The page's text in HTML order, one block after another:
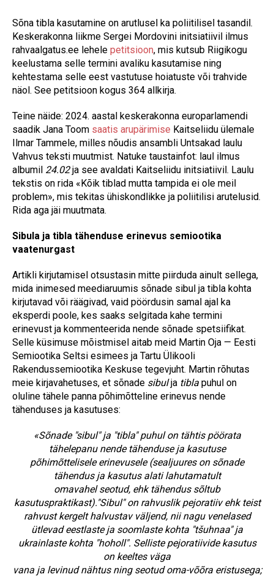
Sõna tibla kasutamine on arutlusel ka poliitilisel tasandil.
Keskerakonna liikme Sergei Mordovini initsiatiivil ilmus
rahvaalgatus.ee lehele petitsioon, mis kutsub Riigikogu
keelustama selle termini avaliku kasutamise ning
kehtestama selle eest vastutuse hoiatuste või trahvide
näol. See petitsioon kogus 364 allkirja.
Teine näide: 2024. aastal keskerakonna europarlamendi
saadik Jana Toom saatis arupärimise Kaitseliidu ülemale
Ilmar Tammele, milles nõudis ansambli Untsakad laulu
Vahvus teksti muutmist. Natuke taustainfot: laul ilmus
albumil 24.02ja see avaldati Kaitseliidu initsiatiivil. Laulu
tekstis on rida «Kõik tiblad mutta tampida ei ole meil
problem», mis tekitas ühiskondlikke ja poliitilisi arutelusid.
Rida aga jäi muutmata.
Sibula ja tibla tähenduse erinevus semiootika
vaatenurgast
Artikli kirjutamisel otsustasin mitte piirduda ainult sellega,
mida inimesed meediaruumis sõnade sibul ja tibla kohta
kirjutavad või räägivad, vaid pöördusin samal ajal ka
eksperdi poole, kes saaks selgitada kahe termini
erinevust ja kommenteerida nende sõnade spetsiifikat.
Selle küsimuse mõistmisel aitab meid Martin Oja — Eesti
Semiootika Seltsi esimees ja Tartu Ülikooli
Rakendussemiootika Keskuse tegevjuht. Martin rõhutas
meie kirjavahetuses, et sõnade sibulja tibla puhul on
oluline tähele panna põhimõtteline erinevus nende
tähenduses ja kasutuses:
«Sõnade "sibul" ja "tibla" puhul on tähtis pöörata
tähelepanu nende tähenduse ja kasutuse
põhimõttelisele erinevusele (sealjuures on sõnade
tähendus ja kasutus alati lahutamatult
omavahel seotud, ehk tähendus sõltub
kasutuspraktikast)."Sibul" on rahvuslik pejoratiiv ehk teist
rahvust kergelt halvustav väljend, nii nagu venelased
ütlevad eestlaste ja soomlaste kohta "tšuhnaa" ja
ukrainlaste kohta "hoholl". Selliste pejoratiivide kasutus
on keeltes väga
vana ja levinud nähtus ning seotud oma-võõra eristusega;